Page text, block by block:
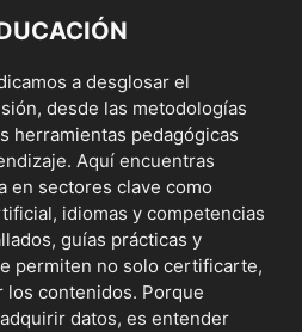
a desglosar el
desde las metodologías
herramientas pedagógicas
Aquí encuentras
en sectores clave como
idiomas y competencias
guías prácticas y
permiten no solo certificarte,
los contenidos. Porque
datos, es entender